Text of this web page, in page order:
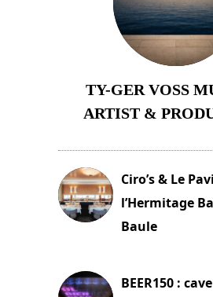
TY-GER VOSS
ARTIST &
Ciro’s & Le
l’Hermitage
Baule
BEER150 :